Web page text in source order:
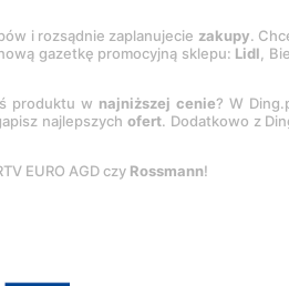
i rozsądnie zaplanujecie zakupy.
gazetkę promocyjną sklepu: Lidl,
produktu w najniższej cenie? W
najlepszychofert. Dodatkowo z
EURO AGD czy Rossmann!